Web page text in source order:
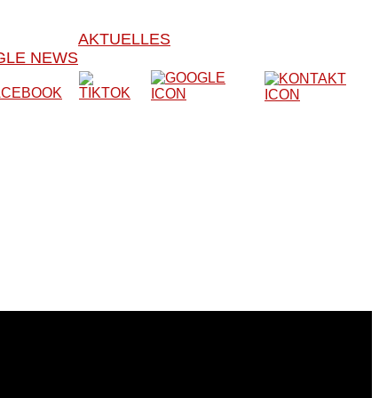
AKTUELLES
NEWS